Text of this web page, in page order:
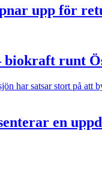
upp för
biokraft runt
har satsar stort på
en